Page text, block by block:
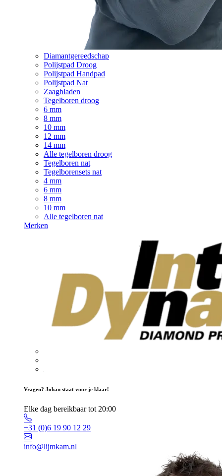
Diamantgereedschap
Polijstpad Droog
Polijstpad Handpad
Polijstpad Nat
Zaagbladen
Tegelboren droog
6 mm
8 mm
10 mm
12 mm
14 mm
Alle tegelboren droog
Tegelboren nat
Tegelborensets nat
4 mm
6 mm
8 mm
10 mm
Alle tegelboren nat
Merken
Vragen? Johan staat voor je klaar!
Elke dag bereikbaar tot 20:00
+31 (0)6 19 90 12 29
info@lijmkam.nl